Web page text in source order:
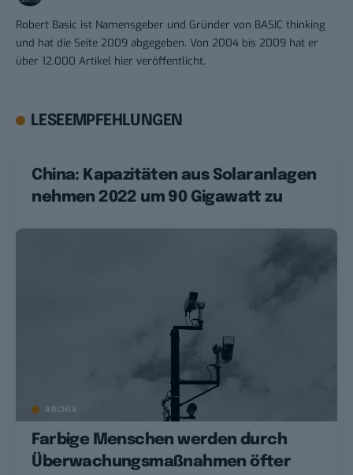
Robert Basic ist Namensgeber und Gründer von BASIC thinking
und hat die Seite 2009 abgegeben. Von 2004 bis 2009 hat er
über 12.000 Artikel hier veröffentlicht.
LESEEMPFEHLUNGEN
China: Kapazitäten aus Solaranlagen
nehmen 2022 um 90 Gigawatt zu
ARCHIV
Farbige Menschen werden durch
Überwachungsmaßnahmen öfter